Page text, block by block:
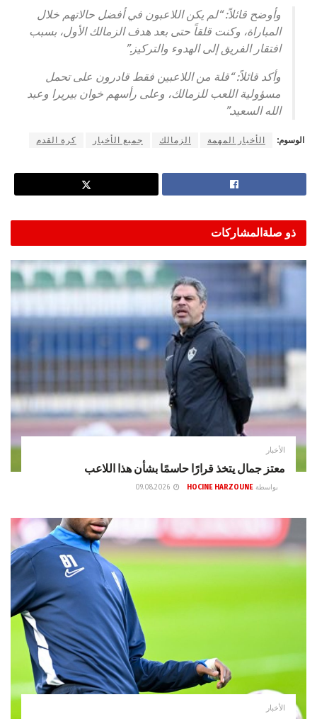
وأوضح قائلاً: “لم يكن اللاعبون في أفضل حالاتهم خلال
المباراة، وكنت قلقاً حتى بعد هدف الزمالك الأول، بسبب
افتقار الفريق إلى الهدوء والتركيز.”
وأكد قائلاً: “قلة من اللاعبين فقط قادرون على تحمل
مسؤولية اللعب للزمالك، وعلى رأسهم خوان بيريرا وعبد
الله السعيد.”
الوسوم: الأخبار المهمة الزمالك جميع الأخبار كرة القدم
ذو صلة المشاركات
الأخبار
معتز جمال يتخذ قرارًا حاسمًا بشأن هذا اللاعب
بواسطة HOCINE HARZOUNE
الأخبار